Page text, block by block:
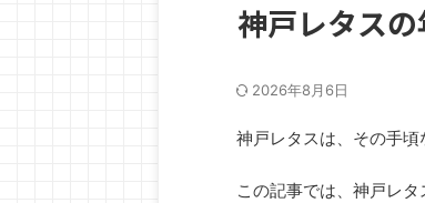
神戸レタス
2026年8月6日
神戸レタスは、その手
この記事では、神戸レ